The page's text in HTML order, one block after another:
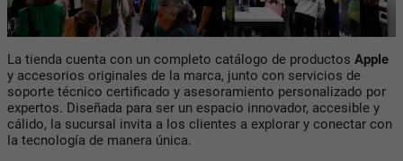
La tienda cuenta con un completo catálogo de productos Apple
y accesorios originales de la marca, junto con servicios de
soporte técnico certificado y asesoramiento personalizado por
expertos. Diseñada para ser un espacio innovador, accesible y
cálido, la sucursal invita a los clientes a explorar y conectar con
la tecnología de manera única.